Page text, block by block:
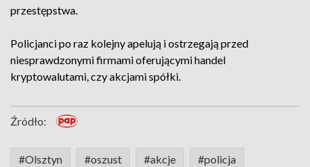
przestępstwa.
Policjanci po raz kolejny apelują i ostrzegają przed
niesprawdzonymi firmami oferującymi handel
kryptowalutami, czy akcjami spółki.
Źródło:
#Olsztyn #oszust #akcje #policja